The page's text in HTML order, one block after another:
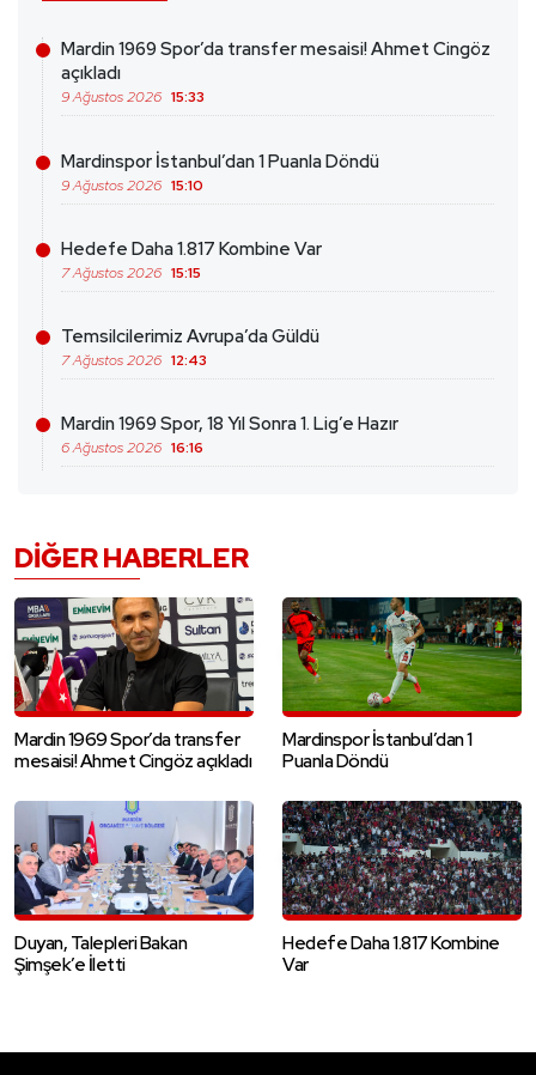
Mardin 1969 Spor’da transfer mesaisi! Ahmet Cingöz
açıkladı
9 Ağustos 2026 15:33
Mardinspor İstanbul’dan 1 Puanla Döndü
9 Ağustos 2026 15:10
Hedefe Daha 1.817 Kombine Var
7 Ağustos 2026 15:15
Temsilcilerimiz Avrupa’da Güldü
7 Ağustos 2026 12:43
Mardin 1969 Spor, 18 Yıl Sonra 1. Lig’e Hazır
6 Ağustos 2026 16:16
DIĞER HABERLER
Mardin 1969 Spor’da transfer
mesaisi! Ahmet Cingöz açıkladı
Mardinspor İstanbul’dan 1
Puanla Döndü
Duyan, Talepleri Bakan
Şimşek’e İletti
Hedefe Daha 1.817 Kombine
Var